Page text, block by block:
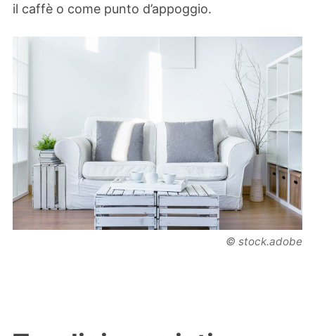
il caffè o come punto d’appoggio.
© stock.adobe